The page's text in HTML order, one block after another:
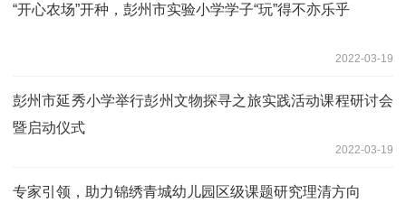
“开心农场”开种，彭州市实验小学学子“玩”得不亦乐乎
2022-03-19
彭州市延秀小学举行彭州文物探寻之旅实践活动课程研讨会
暨启动仪式
2022-03-19
专家引领，助力锦绣青城幼儿园区级课题研究理清方向